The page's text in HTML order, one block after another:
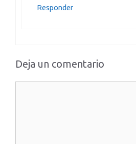
Responder
Deja un comentario